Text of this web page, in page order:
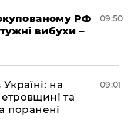
РФ
вибухи –
09:50
на
та
поранені
09:01